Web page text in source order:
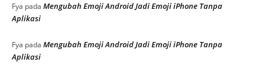
Fya pada Mengubah Emoji Android Jadi Emoji iPhone Tanpa
Aplikasi
Fya pada Mengubah Emoji Android Jadi Emoji iPhone Tanpa
Aplikasi